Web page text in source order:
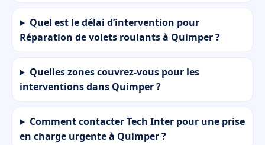
Quel est le délai d’intervention pour
Réparation de volets roulants à Quimper ?
Quelles zones couvrez-vous pour les
interventions dans Quimper ?
Comment contacter Tech Inter pour une prise
en charge urgente à Quimper ?